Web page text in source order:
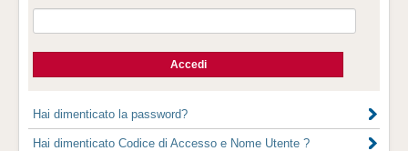
Hai dimenticato la password?
Hai dimenticato Codice di Accesso e Nome Utente ?